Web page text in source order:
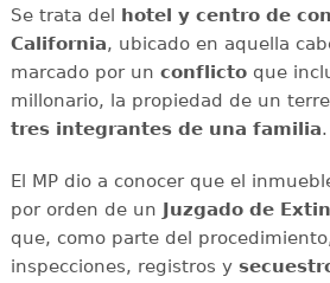
Se trata del
hotel y centro de
California, ubicado en aquella
marcado por un conflictoque
millonario, la propiedad de un
tres integrantes de una familia.
El MP dio a conocer que el
por orden de un
Juzgado de
que, como parte del
inspecciones, registros y